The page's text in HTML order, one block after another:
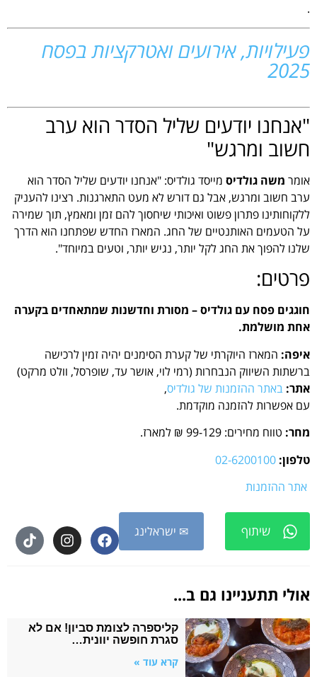
.
פעילויות, אירועים ואטרקציות בפסח
2025
"אנחנו יודעים שליל הסדר הוא ערב
חשוב ומרגש"
אומר משה גולדיס מייסד גולדיס: "אנחנו יודעים שליל הסדר הוא
ערב חשוב ומרגש, אבל גם דורש לא מעט התארגנות. רצינו להעניק
ללקוחותינו פתרון פשוט ואיכותי שיחסוך להם זמן ומאמץ, תוך שמירה
על הטעמים האותנטיים של החג. המארז החדש שפתחנו הוא הדרך
שלנו להפוך את החג לקל יותר, נגיש יותר, וטעים במיוחד".
פרטים:
חוגגים פסח עם גולדיס – מסורת וחדשנות שמתאחדים בקערה
אחת מושלמת.
איפה: המארז היוקרתי של קערת הסימנים יהיה זמין לרכישה
ברשתות השיווק הנבחרות (רמי לוי, אושר עד, שופרסל, וולט מרקט)
אתר: באתר ההזמנות של גולדיס,
עם אפשרות להזמנה מוקדמת.
מחר: טווח מחירים: 99-129 ₪ למארז.
טלפון: 02-6200100
אתר ההזמנות
שיתוף ✉ ישראלינג
אולי תתעניינו גם ב...
קליספרה לצומת סביון! אם לא
סגרת חופשה יוונית…
קרא עוד »